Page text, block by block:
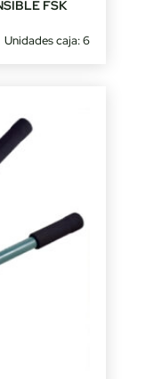
FSK
Unidades caja: 6